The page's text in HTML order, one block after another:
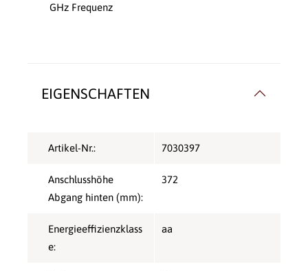
GHz Frequenz
EIGENSCHAFTEN
Artikel-Nr.: 7030397
Anschlusshöhe
Abgang hinten (mm):
372
Energieeffizienzklass
e:
aa